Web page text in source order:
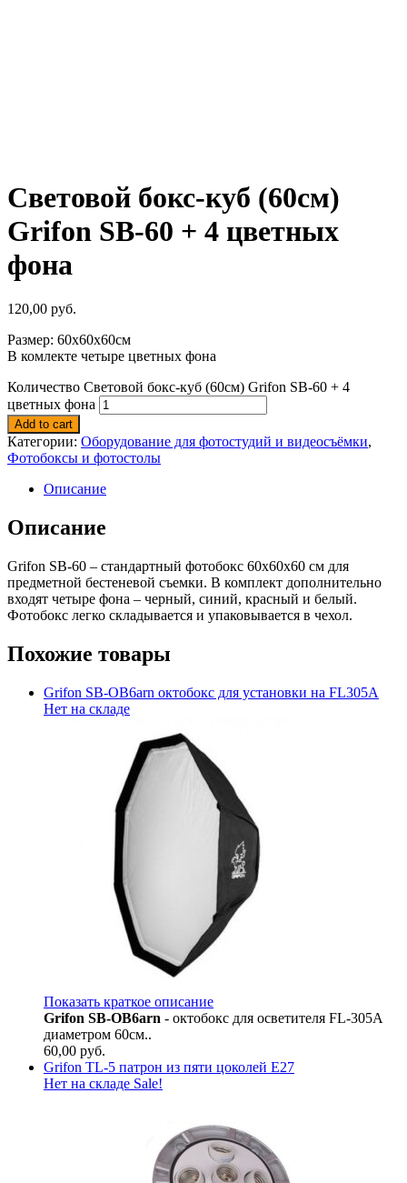
Световой бокс-куб (60см)
Grifon SB-60 + 4 цветных
фона
120,00 руб.
Размер: 60х60х60см
В комлекте четыре цветных фона
Количество Световой бокс-куб (60см) Grifon SB-60 + 4
цветных фона
Add to cart
Категории: Оборудование для фотостудий и видеосъёмки,
Фотобоксы и фотостолы
Описание
Описание
Grifon SB-60 – cтандартный фотобокс 60х60х60 см для
предметной бестеневой съемки. В комплект дополнительно
входят четыре фона – черный, синий, красный и белый.
Фотобокс легко складывается и упаковывается в чехол.
Похожие товары
Grifon SB-OB6arn октобокс для установки на FL305A
Нет на складе
Показать краткое описание
Grifon SB-OB6arn - октобокс для осветителя FL-305A
диаметром 60см..
60,00 руб.
Grifon TL-5 патрон из пяти цоколей Е27
Нет на складе Sale!